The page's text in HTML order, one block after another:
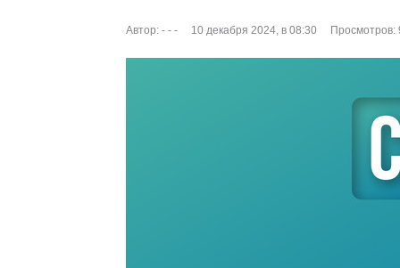
Автор: - - - 10 декабря 2024, в 08:30 Просмотров: